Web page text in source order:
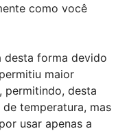
como você
desta forma devido
maior
permitindo, desta
temperatura, mas
usar apenas a